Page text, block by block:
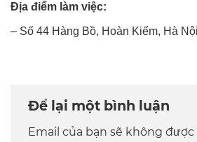
Địa điểm làm việc:
– Số 44 Hàng Bồ, Hoàn Kiếm, Hà Nội
Để lại một bình luận
Email của bạn sẽ không